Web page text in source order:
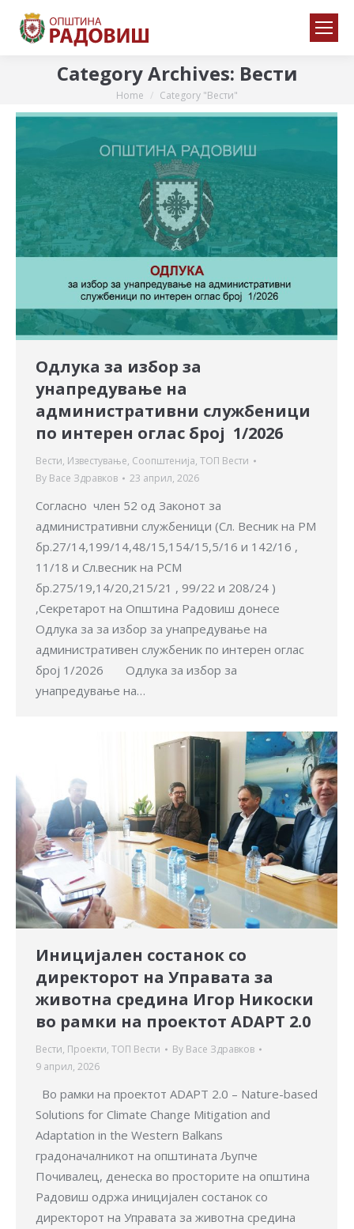
Category Archives: Вести
You are here:
Home Category "Вести"
Одлука за избор за
унапредување на
административни службеници
по интерен оглас број 1/2026
Вести, Известување, Соопштенија, ТОП Вести
By Васе Здравков 23 април, 2026
Согласно член 52 од Законот за
административни службеници (Сл. Весник на РМ
бр.27/14,199/14,48/15,154/15,5/16 и 142/16 ,
11/18 и Сл.весник на РСМ
бр.275/19,14/20,215/21 , 99/22 и 208/24 )
,Секретарот на Општина Радовиш донесе
Одлука за за избор за унапредување на
административен службеник по интерен оглас
број 1/2026 Одлука за избор за
унапредување на…
Иницијален состанок со
директорот на Управата за
животна средина Игор Никоски
во рамки на проектот ADAPT 2.0
Вести, Проекти, ТОП Вести By Васе Здравков
9 април, 2026
Во рамки на проектот ADAPT 2.0 – Nature-based
Solutions for Climate Change Mitigation and
Adaptation in the Western Balkans
градоначалникот на општината Љупче
Почивалец, денеска во просторите на општина
Радовиш одржа иницијален состанок со
директорот на Управата за животна средина